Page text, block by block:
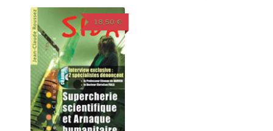
18,50 €